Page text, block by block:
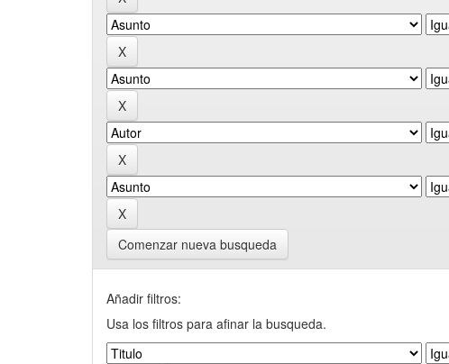
Comenzar nueva busqueda
Añadir filtros:
Usa los filtros para afinar la busqueda.